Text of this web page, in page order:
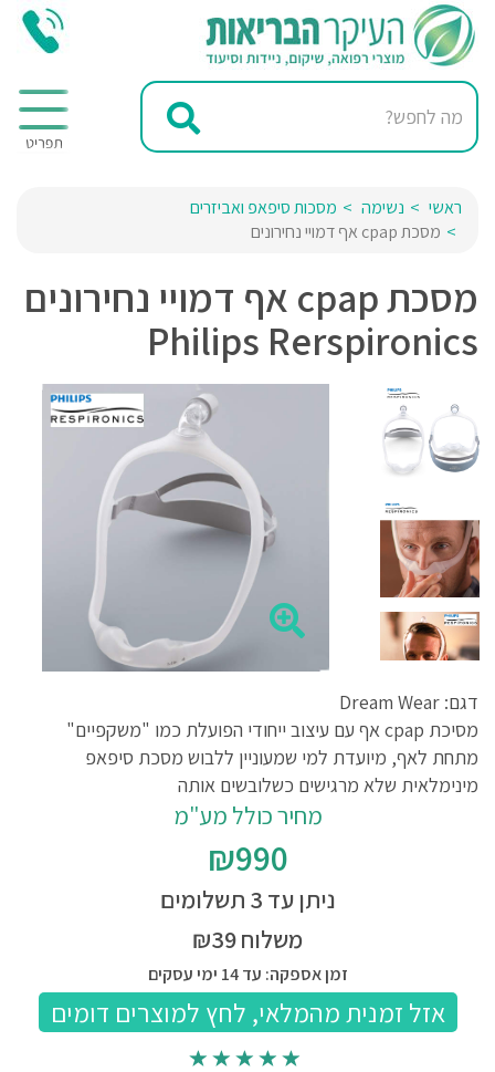
ראשי נשימה
מסכות סיפאפ ואביזרים
מסכת cpap אף דמויי נחירונים
מסכת cpap אף דמויי נחירונים
Philips Rerspironics
דגם: Dream Wear
מסיכת cpap אף עם עיצוב ייחודי הפועלת כמו "משקפיים"
מתחת לאף, מיועדת למי שמעוניין ללבוש מסכת סיפאפ
מינימלאית שלא מרגישים כשלובשים אותה
מחיר כולל מע"מ
₪990
ניתן עד 3 תשלומים
משלוח ₪39
זמן אספקה: עד 14 ימי עסקים